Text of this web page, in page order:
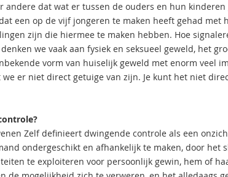
andere dat wat er tussen de ouders en hun
een op de vijf jongeren te maken heeft gehad
zijn die hiermee te maken hebben. Hoe
we vaak aan fysiek en seksueel geweld, het
vorm van huiselijk geweld met enorm veel
er niet direct getuige van zijn. Je kunt het niet
Zelf definieert dwingende controle als een
ondergeschikt en afhankelijk te maken, door het
te exploiteren voor persoonlijk gewin, hem of